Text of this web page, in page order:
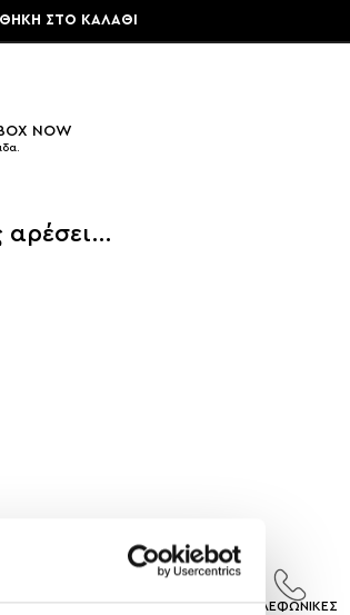
ΣΤΟ ΚΑΛΆΘΙ
NOW
αρέσει…
ΕΠΙΣΤΡΟΦΕΣ
ΤΗΛΕΦΩΝΙΚΕΣ